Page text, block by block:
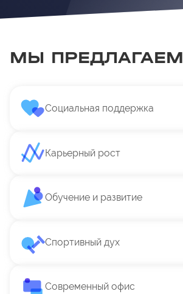
МЫ ПРЕДЛАГАЕМ
Социальная поддержка
Карьерный рост
Обучение и развитие
Спортивный дух
Современный офис